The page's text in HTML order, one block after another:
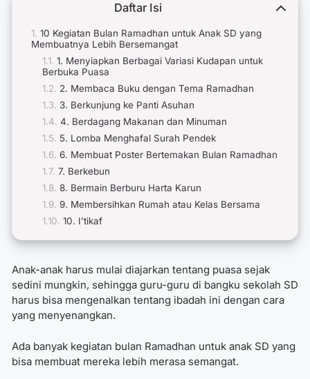
Daftar Isi
10 Kegiatan Bulan Ramadhan untuk Anak SD yang
Membuatnya Lebih Bersemangat
1. Menyiapkan Berbagai Variasi Kudapan untuk
Berbuka Puasa
2. Membaca Buku dengan Tema Ramadhan
3. Berkunjung ke Panti Asuhan
4. Berdagang Makanan dan Minuman
5. Lomba Menghafal Surah Pendek
6. Membuat Poster Bertemakan Bulan Ramadhan
7. Berkebun
8. Bermain Berburu Harta Karun
9. Membersihkan Rumah atau Kelas Bersama
10. I’tikaf
Anak-anak harus mulai diajarkan tentang puasa sejak
sedini mungkin, sehingga guru-guru di bangku sekolah SD
harus bisa mengenalkan tentang ibadah ini dengan cara
yang menyenangkan.
Ada banyak kegiatan bulan Ramadhan untuk anak SD yang
bisa membuat mereka lebih merasa semangat.